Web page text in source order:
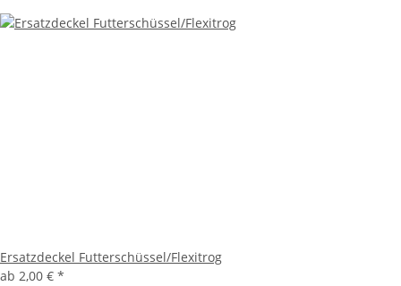
Ersatzdeckel Futterschüssel/Flexitrog
ab 2,00 € *